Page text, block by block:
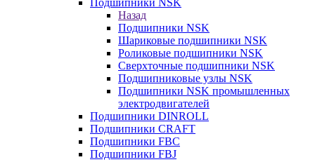
Подшипники NSK
Назад
Подшипники NSK
Шариковые подшипники NSK
Роликовые подшипники NSK
Сверхточные подшипники NSK
Подшипниковые узлы NSK
Подшипники NSK промышленных
электродвигателей
Подшипники DINROLL
Подшипники CRAFT
Подшипники FBC
Подшипники FBJ